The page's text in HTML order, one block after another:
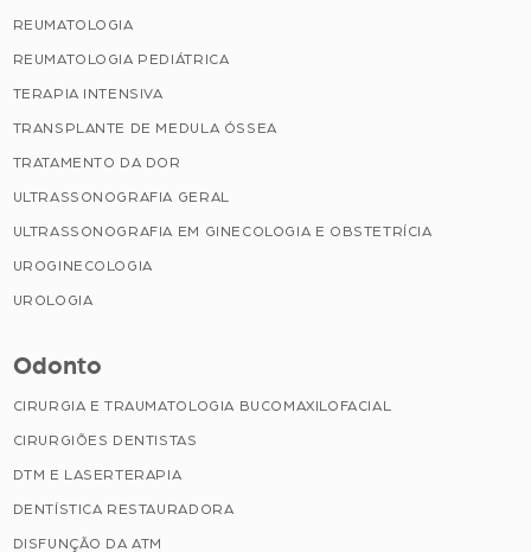
REUMATOLOGIA
REUMATOLOGIA PEDIÁTRICA
TERAPIA INTENSIVA
TRANSPLANTE DE MEDULA ÓSSEA
TRATAMENTO DA DOR
ULTRASSONOGRAFIA GERAL
ULTRASSONOGRAFIA EM GINECOLOGIA E OBSTETRÍCIA
UROGINECOLOGIA
UROLOGIA
Odonto
CIRURGIA E TRAUMATOLOGIA BUCOMAXILOFACIAL
CIRURGIÕES DENTISTAS
DTM E LASERTERAPIA
DENTÍSTICA RESTAURADORA
DISFUNÇÃO DA ATM